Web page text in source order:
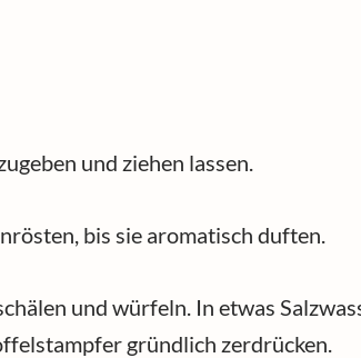
und ziehen lassen.
bis sie aromatisch duften.
und würfeln. In etwas
gründlich zerdrücken.